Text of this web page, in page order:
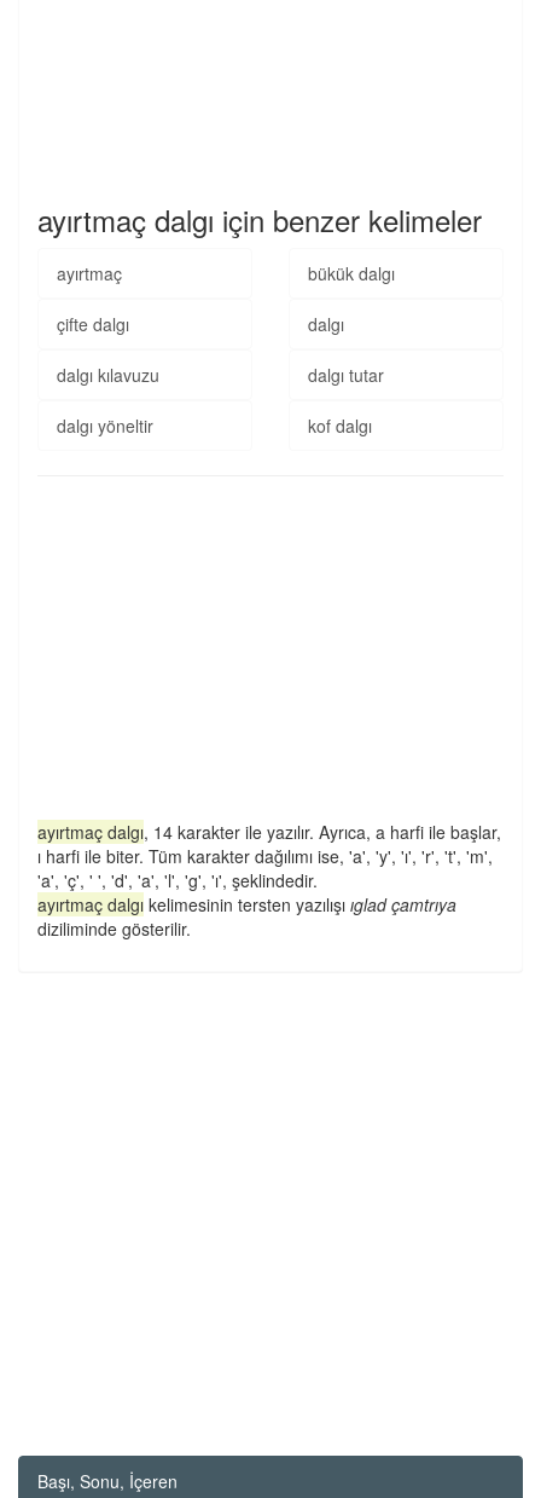
ayırtmaç dalgı için benzer kelimeler
ayırtmaç bükük dalgı
çifte dalgı dalgı
dalgı kılavuzu dalgı tutar
dalgı yöneltir kof dalgı
ayırtmaç dalgı, 14 karakter ile yazılır. Ayrıca, a harfi ile başlar,
ı harfi ile biter. Tüm karakter dağılımı ise, 'a', 'y', 'ı', 'r', 't', 'm',
'a', 'ç', ' ', 'd', 'a', 'l', 'g', 'ı', şeklindedir.
ayırtmaç dalgı kelimesinin tersten yazılışı ıglad çamtrıya
diziliminde gösterilir.
Başı, Sonu, İçeren